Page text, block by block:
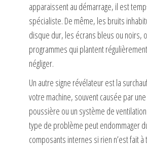
apparaissent au démarrage, il est
spécialiste. De même, les bruits
disque dur, les écrans bleus ou noirs,
programmes qui plantent
négliger.
Un autre signe révélateur est la
votre machine, souvent causée par
poussière ou un système de
type de problème peut endommager
composants internes si rien n’est fait à